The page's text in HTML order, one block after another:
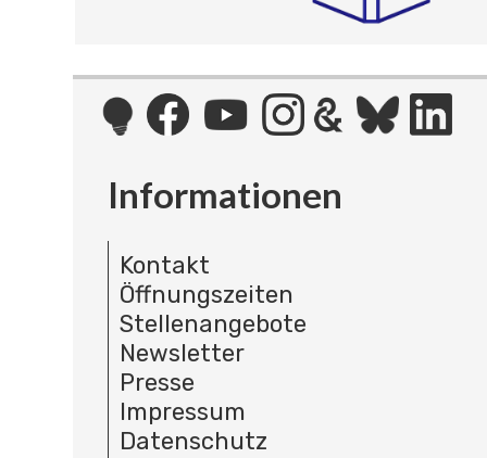
Informationen
Kontakt
Öffnungszeiten
Stellenangebote
Newsletter
Presse
Impressum
Datenschutz